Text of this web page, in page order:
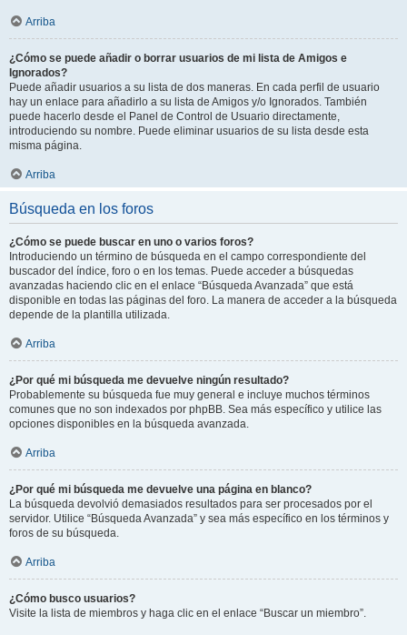
Arriba
¿Cómo se puede añadir o borrar usuarios de mi lista de Amigos e
Ignorados?
Puede añadir usuarios a su lista de dos maneras. En cada perfil de usuario
hay un enlace para añadirlo a su lista de Amigos y/o Ignorados. También
puede hacerlo desde el Panel de Control de Usuario directamente,
introduciendo su nombre. Puede eliminar usuarios de su lista desde esta
misma página.
Arriba
Búsqueda en los foros
¿Cómo se puede buscar en uno o varios foros?
Introduciendo un término de búsqueda en el campo correspondiente del
buscador del índice, foro o en los temas. Puede acceder a búsquedas
avanzadas haciendo clic en el enlace “Búsqueda Avanzada” que está
disponible en todas las páginas del foro. La manera de acceder a la búsqueda
depende de la plantilla utilizada.
Arriba
¿Por qué mi búsqueda me devuelve ningún resultado?
Probablemente su búsqueda fue muy general e incluye muchos términos
comunes que no son indexados por phpBB. Sea más específico y utilice las
opciones disponibles en la búsqueda avanzada.
Arriba
¿Por qué mi búsqueda me devuelve una página en blanco?
La búsqueda devolvió demasiados resultados para ser procesados por el
servidor. Utilice “Búsqueda Avanzada” y sea más específico en los términos y
foros de su búsqueda.
Arriba
¿Cómo busco usuarios?
Visite la lista de miembros y haga clic en el enlace “Buscar un miembro”.